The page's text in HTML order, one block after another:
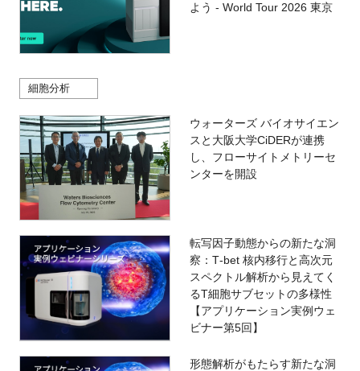
よう - World Tour 2026 東京
細胞分析
ウォーターズ バイオサイエン
スと大阪大学CiDERが連携
し、フローサイトメトリーセ
ンターを開設
転写因子動態からの新たな洞
察：T‑bet 核内移行と高次元
スペクトル解析から見えてく
るT細胞サブセットの多様性
【アプリケーション実例ウェ
ビナー第5回】
形態解析がもたらす新たな洞